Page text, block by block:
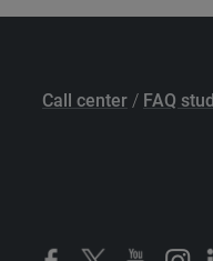
Call center / FAQ